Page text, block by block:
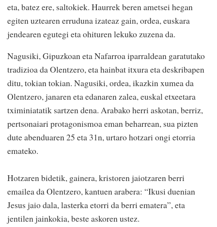
eta, batez ere, saltokiek. Haurrek beren ametsei hegan
egiten uztearen erruduna izateaz gain, ordea, euskara
jendearen egutegi eta ohituren lekuko zuzena da.
Nagusiki, Gipuzkoan eta Nafarroa iparraldean garatutako
tradizioa da Olentzero, eta hainbat itxura eta deskribapen
ditu, tokian tokian. Nagusiki, ordea, ikazkin xumea da
Olentzero, janaren eta edanaren zalea, euskal etxeetara
tximiniatatik sartzen dena. Arabako herri askotan, berriz,
pertsonaiari protagonismoa eman beharrean, sua pizten
dute abenduaren 25 eta 31n, urtaro hotzari ongi etorria
emateko.
Hotzaren bidetik, gainera, kristoren jaiotzaren berri
emailea da Olentzero, kantuen arabera: “Ikusi duenian
Jesus jaio dala, lasterka etorri da berri ematera”, eta
jentilen jainkokia, beste askoren ustez.